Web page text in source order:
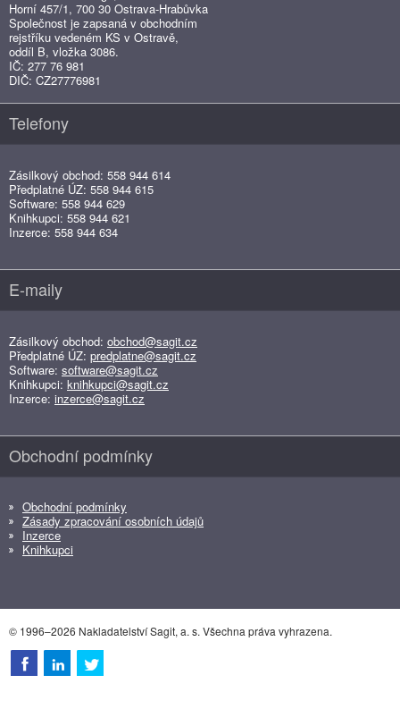
Horní 457/1, 700 30 Ostrava-Hrabůvka
Společnost je zapsaná v obchodním
rejstříku vedeném KS v Ostravě,
oddíl B, vložka 3086.
IČ: 277 76 981
DIČ: CZ27776981
Telefony
Zásilkový obchod: 558 944 614
Předplatné ÚZ: 558 944 615
Software: 558 944 629
Knihkupci: 558 944 621
Inzerce: 558 944 634
E-maily
Zásilkový obchod: obchod@sagit.cz
Předplatné ÚZ: predplatne@sagit.cz
Software: software@sagit.cz
Knihkupci: knihkupci@sagit.cz
Inzerce: inzerce@sagit.cz
Obchodní podmínky
Obchodní podmínky
Zásady zpracování osobních údajů
Inzerce
Knihkupci
© 1996–2026 Nakladatelství Sagit, a. s. Všechna práva vyhrazena.